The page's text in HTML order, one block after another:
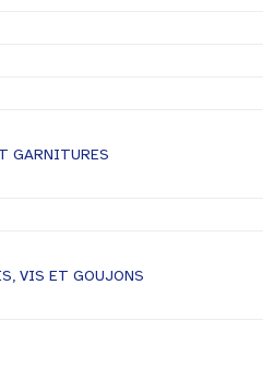
GARNITURES
VIS ET GOUJONS